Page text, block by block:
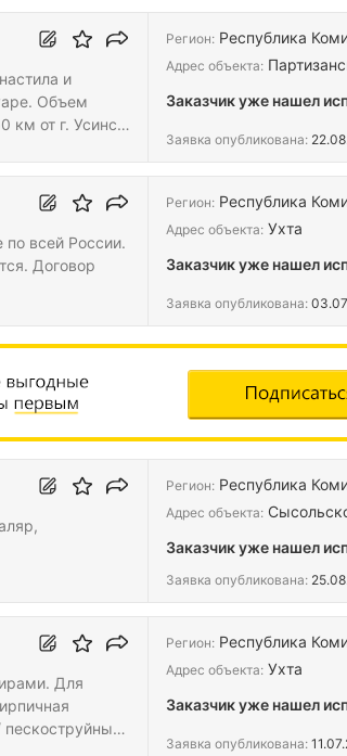
и
Объем
км от г. Усинск.
Регион: Республика
Адрес объекта:
Заказчик уже нашел
Заявка опубликована:
всей России.
Договор
Регион: Республика
Адрес объекта: Ухта
Заказчик уже нашел
Заявка опубликована:
Регион: Республика
Адрес объекта:
Заказчик уже нашел
Заявка опубликована:
Регион: Республика
Адрес объекта: Ухта
Заказчик уже нашел
Заявка опубликована: